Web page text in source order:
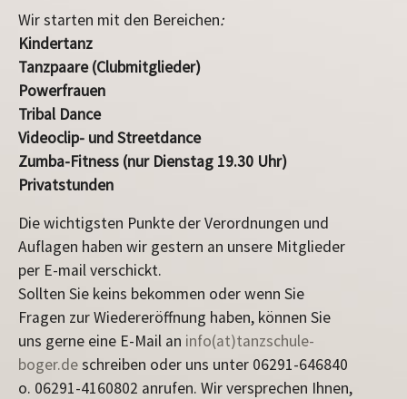
Wir starten mit den Bereichen:
Kindertanz
Tanzpaare (Clubmitglieder)
Powerfrauen
Tribal Dance
Videoclip- und Streetdance
Zumba-Fitness (nur Dienstag 19.30 Uhr)
Privatstunden
Die wichtigsten Punkte der Verordnungen und
Auflagen haben wir gestern an unsere Mitglieder
per E-mail verschickt.
Sollten Sie keins bekommen oder wenn Sie
Fragen zur Wiedereröffnung haben, können Sie
uns gerne eine E-Mail an info(at)tanzschule-
boger.deschreiben oder uns unter 06291-646840
o. 06291-4160802 anrufen. Wir versprechen Ihnen,